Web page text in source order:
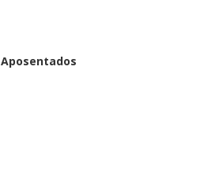
Aposentados